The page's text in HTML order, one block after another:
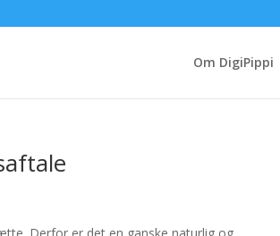
Om DigiPippi